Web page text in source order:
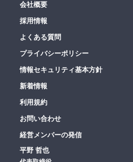
会社概要
採用情報
よくある質問
プライバシーポリシー
情報セキュリティ基本方針
新着情報
利用規約
お問い合わせ
経営メンバーの発信
平野 哲也